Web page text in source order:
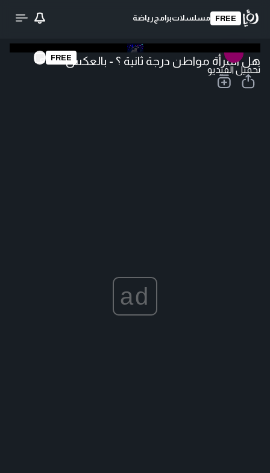
FREE مسلسلاتبرامج رياضة
تحميل الفيديو
FREEهل المرأة مواطن درجة ثانية ؟ - بالعكس
ad